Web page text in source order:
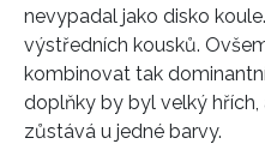
nevypadal jako disko
výstředních kousků.
kombinovat tak
doplňky by byl velký hřích,
zůstává u jedné barvy.